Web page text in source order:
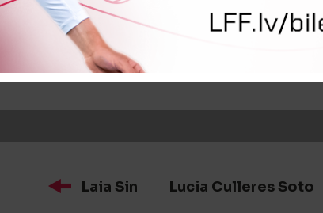
Sonia Del Barco
Laia Sin Lucia Culleres Soto